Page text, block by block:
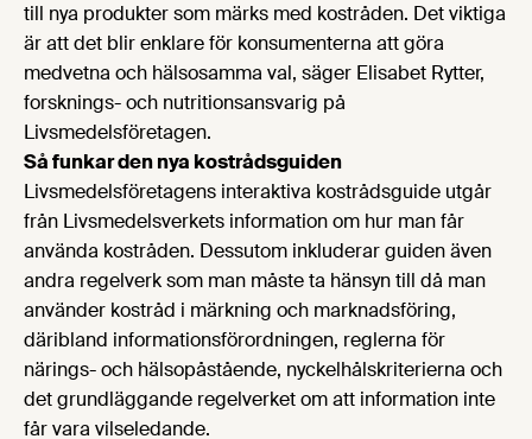
till nya produkter som märks med kostråden. Det viktiga
är att det blir enklare för konsumenterna att göra
medvetna och hälsosamma val, säger Elisabet Rytter,
forsknings- och nutritionsansvarig på
Livsmedelsföretagen.
Så funkar den nya kostrådsguiden
Livsmedelsföretagens interaktiva kostrådsguide utgår
från Livsmedelsverkets information om hur man får
använda kostråden. Dessutom inkluderar guiden även
andra regelverk som man måste ta hänsyn till då man
använder kostråd i märkning och marknadsföring,
däribland informationsförordningen, reglerna för
närings- och hälsopåstående, nyckelhålskriterierna och
det grundläggande regelverket om att information inte
får vara vilseledande.